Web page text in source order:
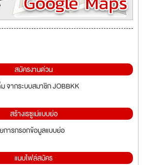
สมัครงานด่วน
จากระบบสมาชิก JOBBKK
สร้างเรซูเม่แบบย่อ
การกรอกข้อมูลแบบย่อ
แนบไฟล์สมัคร